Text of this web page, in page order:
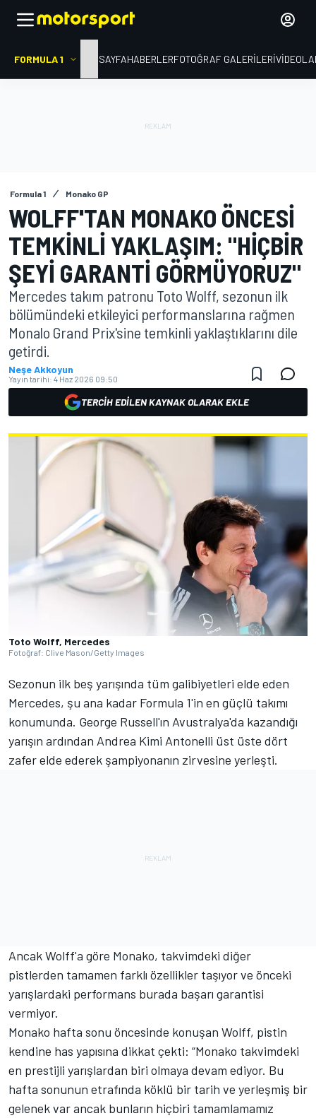
FORMULA 1 ANA SAYFAHABERLERFOTOĞRAF GALERILERI
Formula 1 Monako GP
WOLFF'TAN MONAKO ÖNCESI
TEMKINLI YAKLAŞIM: "HIÇBIR
ŞEYI GARANTI GÖRMÜYORUZ"
Mercedes takım patronu Toto Wolff, sezonun ilk
bölümündeki etkileyici performanslarına rağmen
Monalo Grand Prix'sine temkinli yaklaştıklarını dile
getirdi.
Neşe Akkoyun
Yayın tarihi: 4 Haz 2026 09:50
TERCIH EDILEN KAYNAK OLARAK EKLE
Toto Wolff, Mercedes
Fotoğraf: Clive Mason/Getty Images
Sezonun ilk beş yarışında tüm galibiyetleri elde eden
Mercedes, şu ana kadar Formula 1'in en güçlü takımı
konumunda. George Russell'ın Avustralya'da kazandığı
yarışın ardından Andrea Kimi Antonelli üst üste dört
zafer elde ederek şampiyonanın zirvesine yerleşti.
Ancak Wolff'a göre Monako, takvimdeki diğer
pistlerden tamamen farklı özellikler taşıyor ve önceki
yarışlardaki performans burada başarı garantisi
vermiyor.
Monako hafta sonu öncesinde konuşan Wolff, pistin
kendine has yapısına dikkat çekti: “Monako takvimdeki
en prestijli yarışlardan biri olmaya devam ediyor. Bu
hafta sonunun etrafında köklü bir tarih ve yerleşmiş bir
gelenek var ancak bunların hiçbiri tamamlamamız